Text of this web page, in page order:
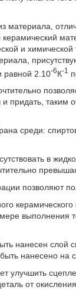
материала,
и
равной 2.10-6К-1
придать,
среди:
в
позволяют
выполнения
нанесен слой
нанесено на
улучшить
от